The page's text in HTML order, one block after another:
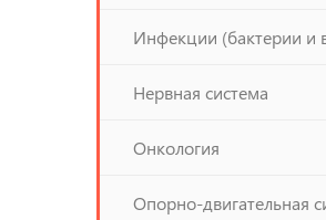
Инфекции (бактерии и
Нервная система
Онкология
Опорно-двигательная